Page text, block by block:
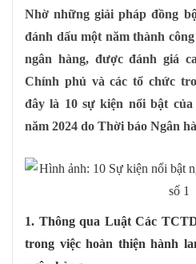
Nhờ những giải pháp đồng
đánh dấu một năm thành
ngân hàng, được đánh giá
Chính phủ và các tổ chức
đây là 10 sự kiện nổi bật
năm 2024 do Thời báo Ngân
1. Thông qua Luật Các
trong việc hoàn thiện hành